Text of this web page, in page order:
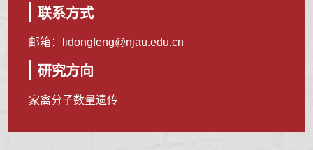
联系方式
邮箱： lidongfeng@njau.edu.cn
研究方向
家禽分子数量遗传